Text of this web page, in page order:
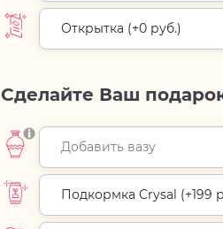
Открытка (+0 руб.)
Сделайте Ваш
Добавить вазу
Подкормка Crysal (+199